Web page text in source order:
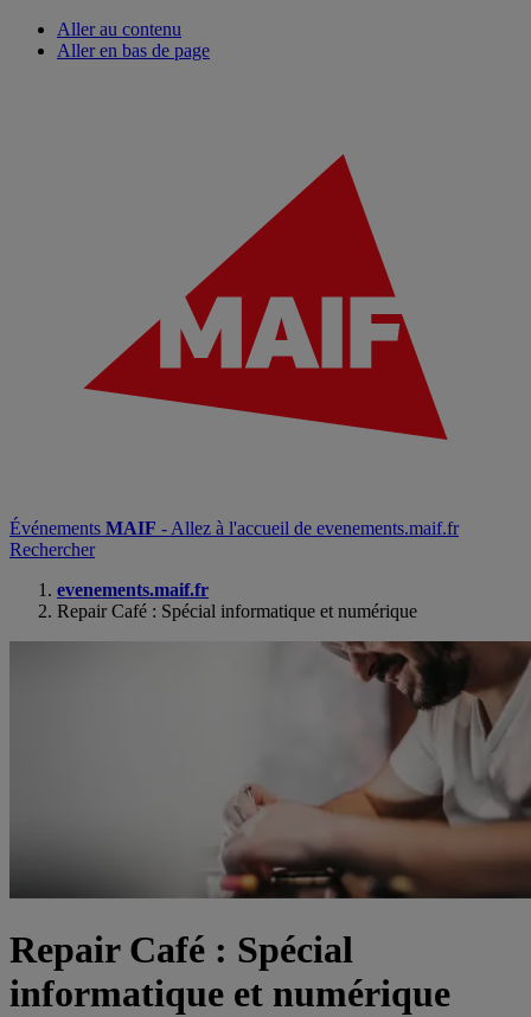
Aller au contenu
Aller en bas de page
Événements MAIF - Allez à l'accueil de evenements.maif.fr
Rechercher
evenements.maif.fr
Repair Café : Spécial informatique et numérique
Repair Café : Spécial
informatique et numérique